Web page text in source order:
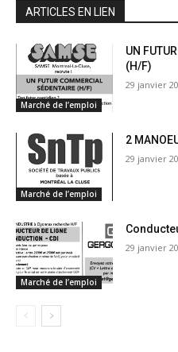
ARTICLES EN LIEN
Marché de l’emploi
UN
(H/F)
29 janvier
Marché de l’emploi
2
29 janvier
Marché de l’emploi
29 janvier